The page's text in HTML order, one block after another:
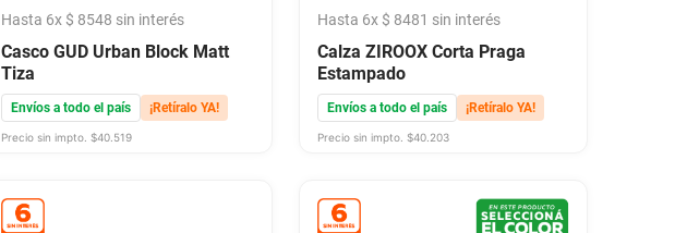
Hasta 6x $ 8548 sin interés
Casco GUD Urban Block Matt
Tiza
Envíos a todo el país ¡Retíralo YA!
Precio sin impto. $40.519
Hasta 6x $ 8481 sin interés
Calza ZIROOX Corta Praga
Estampado
Envíos a todo el país ¡Retíralo YA!
Precio sin impto. $40.203